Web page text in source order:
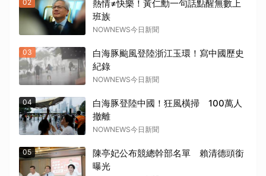
02
熱情≠快樂！黃仁勳一句話點醒無數上
班族
NOWNEWS今日新聞
03
白海豚颱風登陸浙江玉環！寫中國歷史
紀錄
NOWNEWS今日新聞
04
白海豚登陸中國！狂風橫掃 100萬人
撤離
NOWNEWS今日新聞
05
陳亭妃公布競總幹部名單 賴清德頭銜
曝光